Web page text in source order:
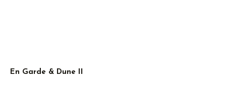
En Garde & Dune II